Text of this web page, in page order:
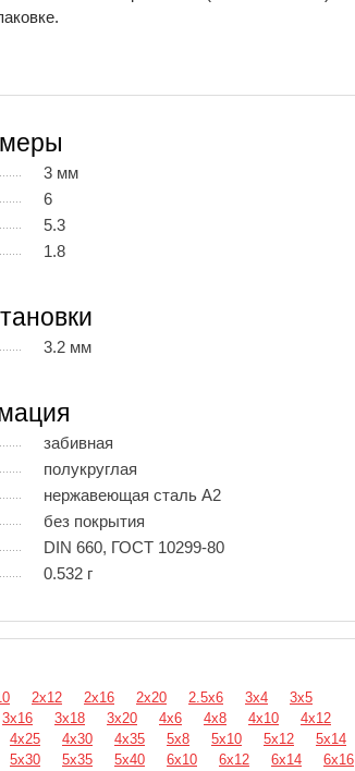
3 мм
6
5.3
1.8
3.2 мм
забивная
полукруглая
нержавеющая сталь А2
без покрытия
DIN 660, ГОСТ 10299-80
0.532 г
2х12 2х16 2х20 2.5х6 3х4
3х5
3х16 3х18 3х20 4х6 4х8 4х10
4х12
4х25 4х30 4х35 5х8 5х10 5х12
5х14
5х30 5х35 5х40 6х10 6х12 6х14
6х16